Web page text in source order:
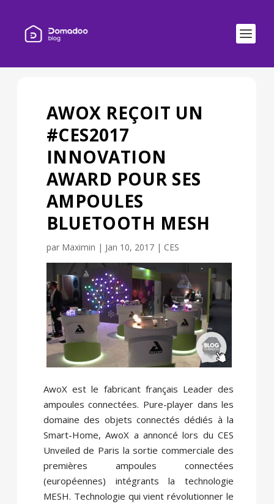
AWOX REÇOIT UN
#CES2017
INNOVATION
AWARD POUR SES
AMPOULES
BLUETOOTH MESH
par Maximin | Jan 10, 2017| CES
AwoX est le fabricant français Leader des
ampoules connectées. Pure-player dans les
domaine des objets connectés dédiés à la
Smart-Home, AwoX a annoncé lors du CES
Unveiled de Paris la sortie commerciale des
premières ampoules connectées
(européennes) intégrants la technologie
MESH. Technologie qui vient révolutionner le